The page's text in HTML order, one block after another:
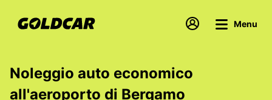
Menu
Noleggio auto economico
all'aeroporto di Bergamo